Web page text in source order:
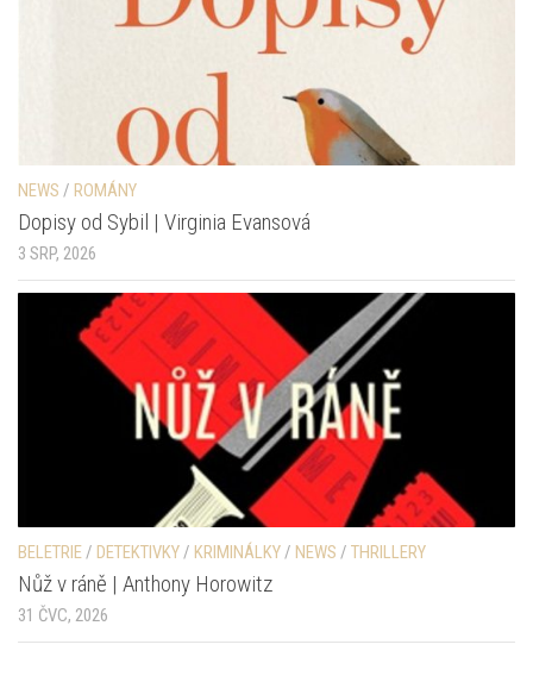
NEWS / ROMÁNY
Dopisy od Sybil | Virginia Evansová
3 SRP, 2026
BELETRIE/ DETEKTIVKY/ KRIMINÁLKY/ NEWS / THRILLERY
Nůž v ráně | Anthony Horowitz
31 ČVC, 2026